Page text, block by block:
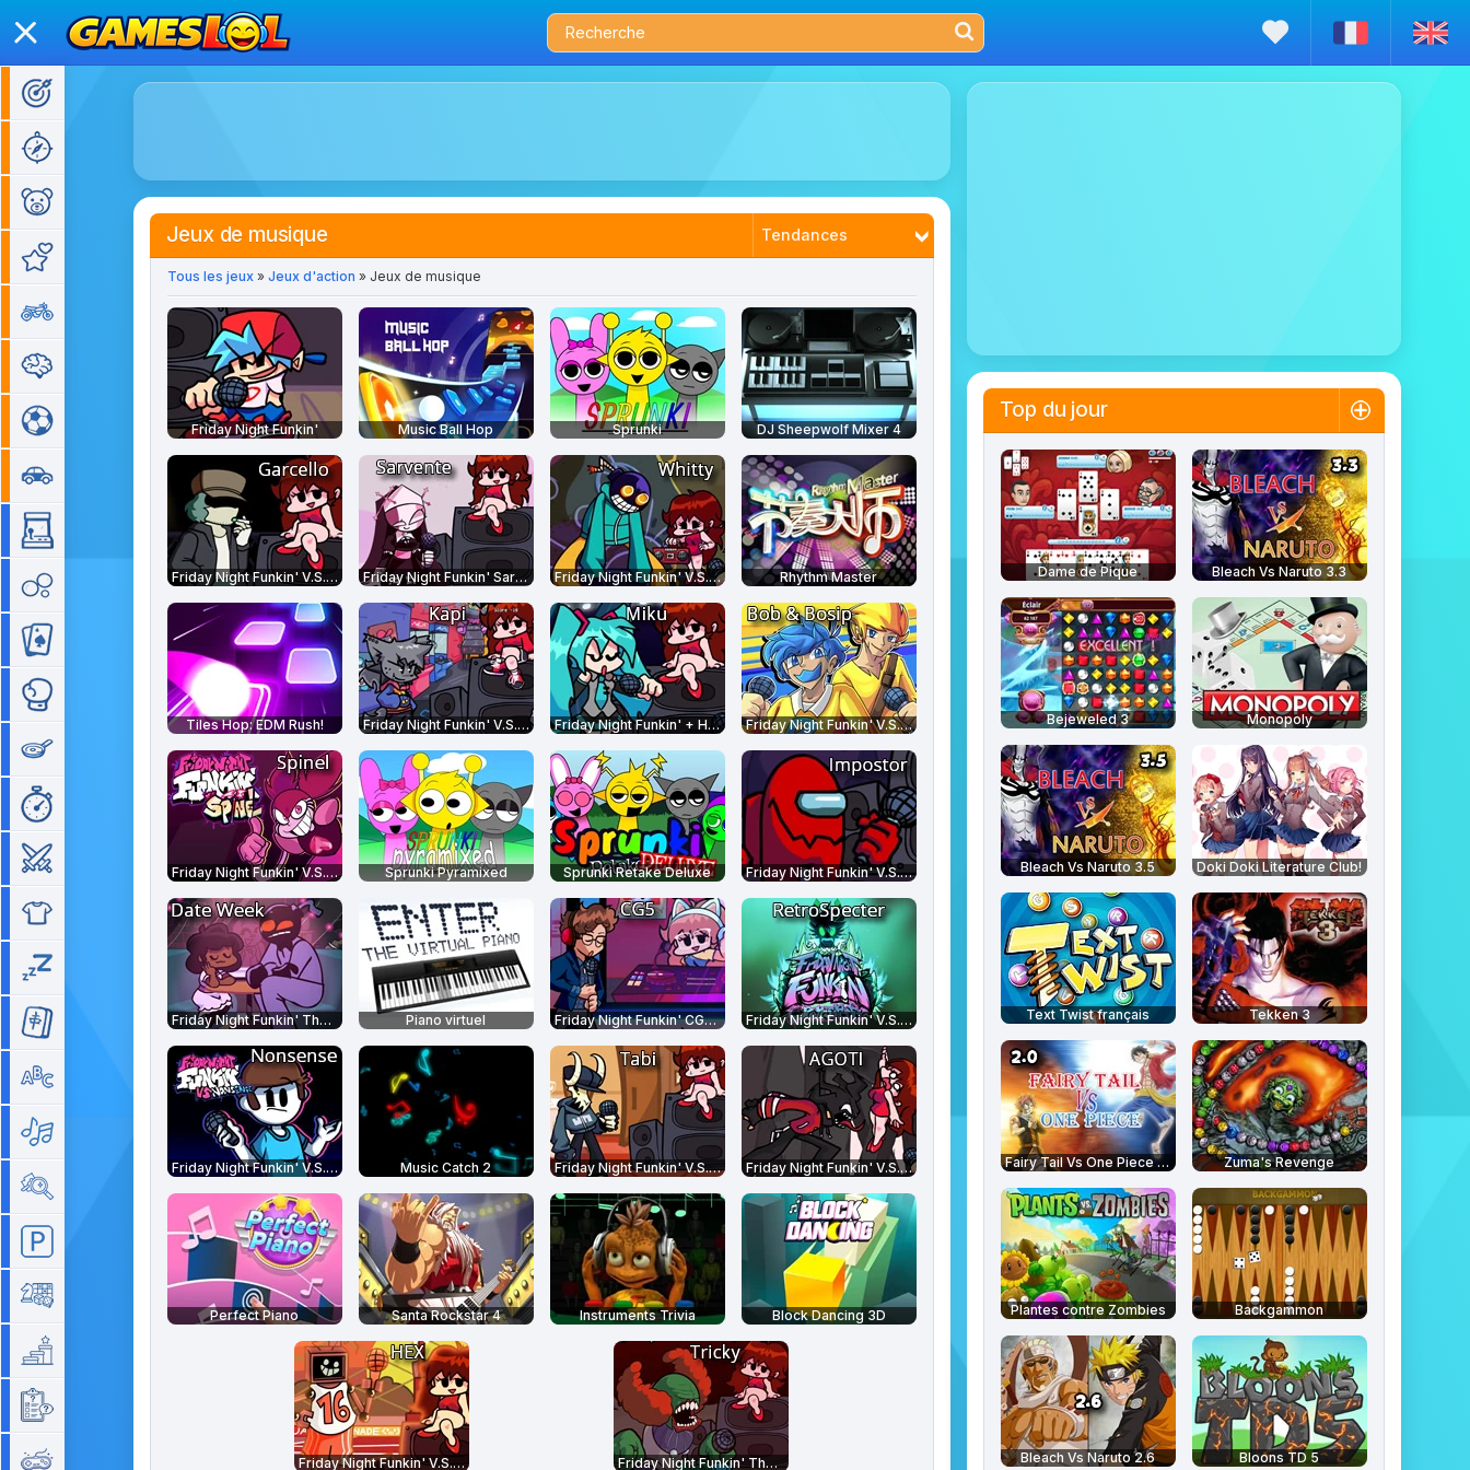
Jeux d'action
Jeux pour enfants
Jeux de fille
Jeux de moto
Jeux de réflexion
Jeux de sport
Gestion de temps
Jeux de musique Tendances
Nouveautés
Plus joués
Mieux notés
Tous les jeux» Jeux d'action » Jeux de musique
Friday Night Funkin' Music Ball Hop Sprunki DJ Sheepwolf Mixer 4
Friday Night Funkin' V.S. Garcello Friday Night Funkin' Sarvente's Mid-Fight Masses Friday Night Funkin' V.S. Whitty Full Week Rhythm Master
Tiles Hop: EDM Rush! Friday Night Funkin' V.S. Kapi Friday Night Funkin' + Hatsune Miku Friday Night Funkin' V.S. Bob and Bosip
Friday Night Funkin' V.S. Spinel Sprunki Pyramixed Sprunki Retake Deluxe Friday Night Funkin' V.S. Impostor
Friday Night Funkin' The Date Week Piano virtuel Friday Night Funkin' CG5 Edition Friday Night Funkin' V.S. RetroSpecter
Friday Night Funkin' V.S. Nonsense Music Catch 2 Friday Night Funkin' V.S. Tabi Ex Boyfriend Friday Night Funkin' V.S. AGOTI
Perfect Piano Santa Rockstar 4 Instruments Trivia Block Dancing 3D
Friday Night Funkin' V.S. Hex Mod Friday Night Funkin' The Tricky Mod
Top du jour
Dame de Pique Bleach Vs Naruto 3.3
Bejeweled 3 Monopoly
Bleach Vs Naruto 3.5 Doki Doki Literature Club!
Text Twist français Tekken 3
Fairy Tail Vs One Piece 2.0 Zuma's Revenge
Plantes contre Zombies Backgammon
Bleach Vs Naruto 2.6 Bloons TD 5